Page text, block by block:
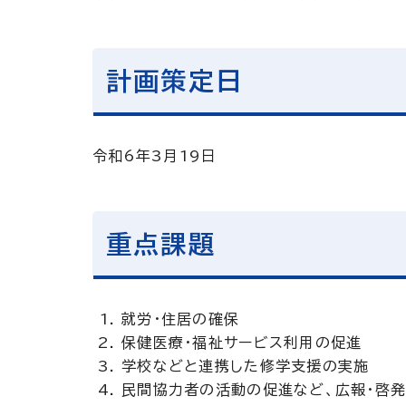
計画策定日
令和6年3月19日
重点課題
就労・住居の確保
保健医療・福祉サービス利用の促進
学校などと連携した修学支援の実施
民間協力者の活動の促進など、広報・啓